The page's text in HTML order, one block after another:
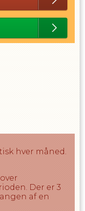
hver måned.
Der er 3
af en